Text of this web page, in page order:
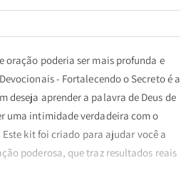
oração poderia ser mais profunda e
- Fortalecendo o Secreto é a
deseja aprender a palavra de Deus de
uma intimidade verdadeira com o
Este kit foi criado para ajudar você a
poderosa, que traz resultados reais